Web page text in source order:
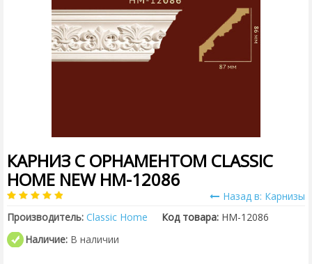
КАРНИЗ С ОРНАМЕНТОМ CLASSIC
HOME NEW HM-12086
Назад в: Карнизы
Производитель: Classic Home Код товара: HM-12086
Наличие: В наличии